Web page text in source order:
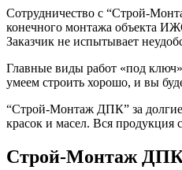
Сотрудничество с “Строй-
конечного монтажа объекта
Заказчик не испытывает
Главные виды работ «под
умеем строить хорошо, и вы
“Строй-Монтаж ДПК” за долгие
красок и масел. Вся продукция
Строй-Монтаж